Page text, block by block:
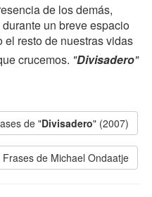
de los demás,
un breve espacio
resto de nuestras vidas
crucemos. "Divisadero"
de "Divisadero" (2007)
Frases de Michael Ondaatje